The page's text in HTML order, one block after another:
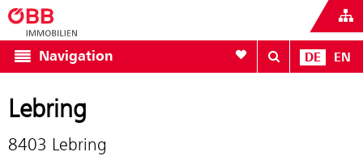
Navigation Zur Favoritenliste
DE EN
Lebring
8403 Lebring